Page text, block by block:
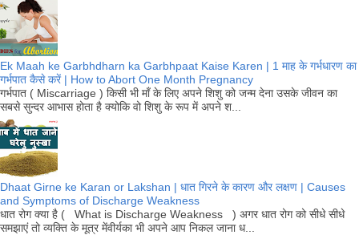
Ek Maah ke Garbhdharn ka Garbhpaat Kaise Karen | 1 माह के गर्भधारण का
गर्भपात कैसे करें | How to Abort One Month Pregnancy
गर्भपात ( Miscarriage ) किसी भी माँ के लिए अपने शिशु को जन्म देना उसके जीवन का
सबसे सुन्दर आभास होता है क्योकि वो शिशु के रूप में अपने श...
Dhaat Girne ke Karan or Lakshan | धात गिरने के कारण और लक्षण | Causes
and Symptoms of Discharge Weakness
धात रोग क्या है ( What is Discharge Weakness ) अगर धात रोग को सीधे सीधे
समझाएं तो व्यक्ति के मूत्र मेंवीर्यका भी अपने आप निकल जाना ध...